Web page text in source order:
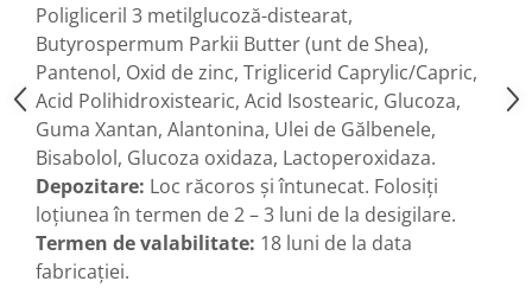
Hemoroizi
Imunitate
Imunostimulator
Indigestie
Infecții urinare
Infecții virale
Infertilitate femei
Infertilitate masculină
Poligliceril 3 metilglucoză-distearat,
Butyrospermum Parkii Butter (unt de Shea),
Pantenol, Oxid de zinc, Triglicerid Caprylic/Capric,
Acid Polihidroxistearic, Acid Isostearic, Glucoza,
Guma Xantan, Alantonina, Ulei de Gălbenele,
Bisabolol, Glucoza oxidaza, Lactoperoxidaza.
Depozitare: Loc răcoros și întunecat. Folosiți
loțiunea în termen de 2 – 3 luni de la desigilare.
Termen de valabilitate: 18 luni de la data
fabricației.